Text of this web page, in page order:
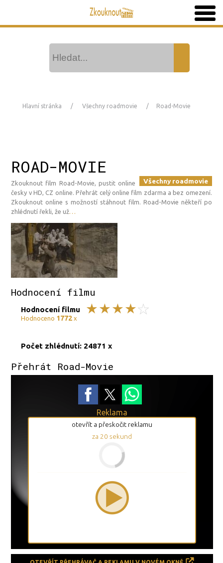
Hlavní stránka Všechny roadmovie Road-Movie
ROAD-MOVIE
Všechny roadmovie
Zkouknout film Road-Movie, pustit online
česky v HD, CZ online. Přehrát celý online film zdarma a bez omezení.
Zkouknout online s možností stáhnout film. Road-Movie někteří po
zhlédnutí řekli, že už
Hodnocení filmu
Hodnocení filmu
Hodnoceno 1772x
Počet zhlédnutí: 24871 x
Přehrát Road-Movie
Reklama
otevřít a přeskočit reklamu
za 19 sekund